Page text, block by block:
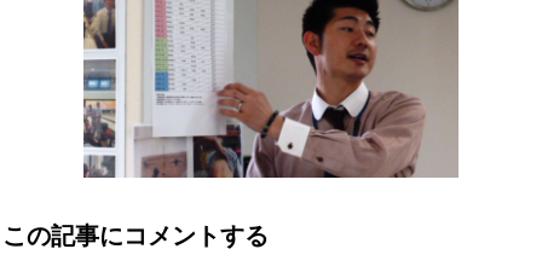
この記事にコメントする